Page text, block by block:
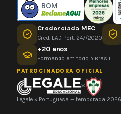
BOM
Credenciada MEC
Cred. EAD Port. 247/2020
+20 anos
Formando em todo o Brasil
PATROCINADORA OFICIAL
×
Legale × Portuguesa — temporada 2026